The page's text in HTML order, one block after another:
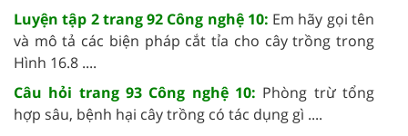
Luyện tập 2 trang 92 Công nghệ 10: Em hãy gọi tên
và mô tả các biện pháp cắt tỉa cho cây trồng trong
Hình 16.8 ....
Câu hỏi trang 93 Công nghệ 10: Phòng trừ tổng
hợp sâu, bệnh hại cây trồng có tác dụng gì ....